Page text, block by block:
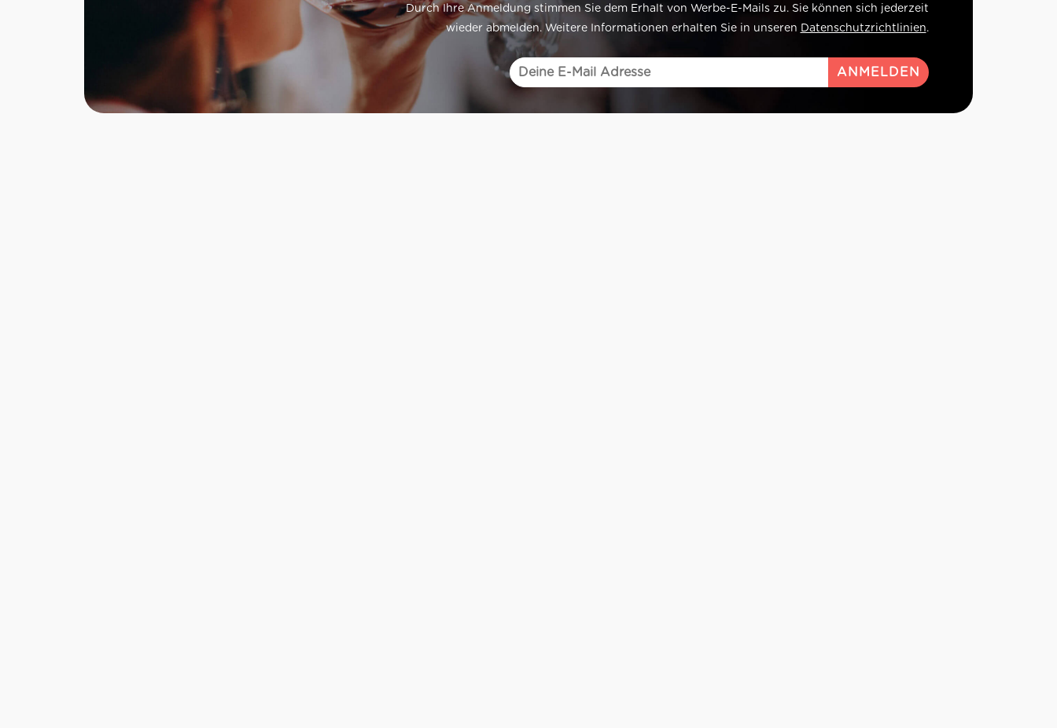
Durch Ihre Anmeldung stimmen Sie dem Erhalt von Werbe-E-Mails zu. Sie können sich jederzeit
wieder abmelden. Weitere Informationen erhalten Sie in unseren Datenschutzrichtlinien.